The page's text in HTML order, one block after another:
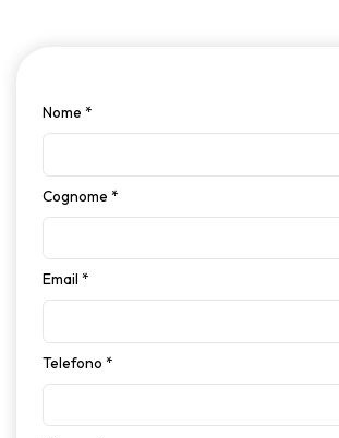
Nome *
Cognome *
Email *
Telefono *